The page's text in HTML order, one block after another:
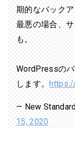
期的なバック
最悪の場合、
も。
WordPressの
します。
— New
15, 2020